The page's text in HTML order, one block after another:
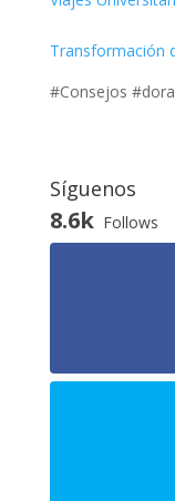
Transformación
#Consejos
Síguenos
8.6k Follows